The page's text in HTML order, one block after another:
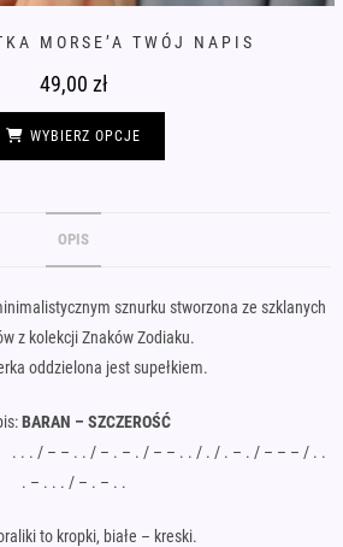
MORSE’A TWÓJ NAPIS
49,00 zł
WYBIERZ OPCJE
OPIS
sznurku stworzona ze szklanych
z kolekcji Znaków Zodiaku.
oddzielona jest supełkiem.
BARAN – SZCZEROŚĆ
. . / – – . . / – . – . / – – . . / . / . – . / – – – / . .
. – . . . / – . – . .
to kropki, białe – kreski.